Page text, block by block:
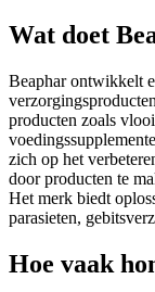
Wat doet
Beaphar ontwikkelt
producten zoals
zich op het
door producten te
Het merk biedt
parasieten,
Hoe vaak